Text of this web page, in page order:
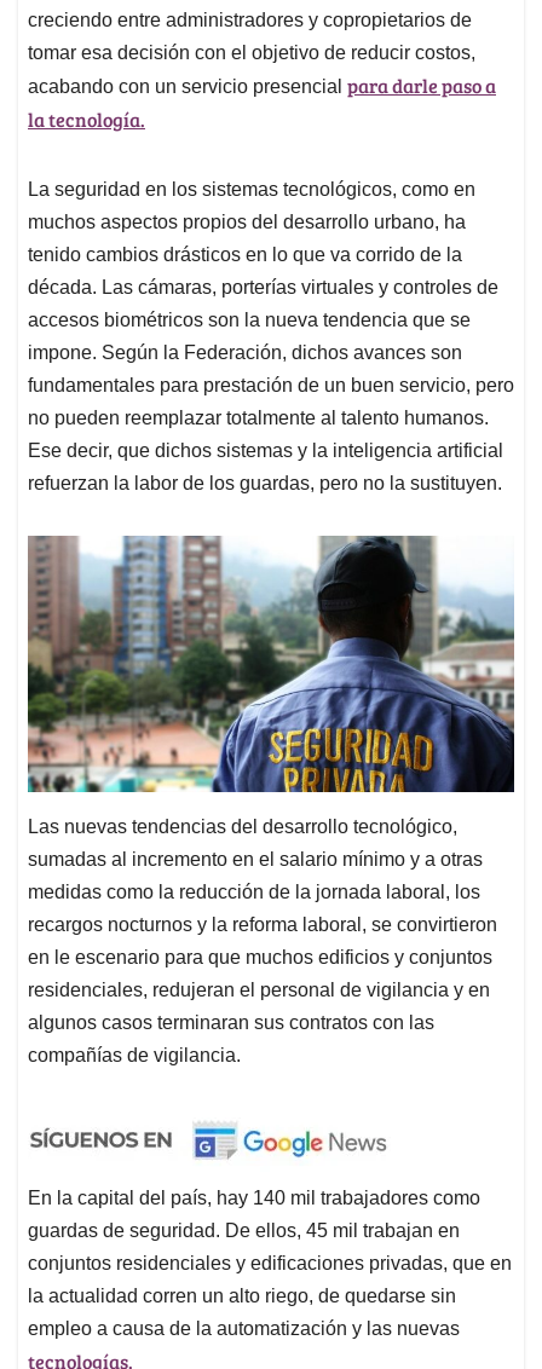
creciendo entre administradores y copropietarios de
tomar esa decisión con el objetivo de reducir costos,
acabando con un servicio presencial para darle paso a
la tecnología.
La seguridad en los sistemas tecnológicos, como en
muchos aspectos propios del desarrollo urbano, ha
tenido cambios drásticos en lo que va corrido de la
década. Las cámaras, porterías virtuales y controles de
accesos biométricos son la nueva tendencia que se
impone. Según la Federación, dichos avances son
fundamentales para prestación de un buen servicio, pero
no pueden reemplazar totalmente al talento humanos.
Ese decir, que dichos sistemas y la inteligencia artificial
refuerzan la labor de los guardas, pero no la sustituyen.
Las nuevas tendencias del desarrollo tecnológico,
sumadas al incremento en el salario mínimo y a otras
medidas como la reducción de la jornada laboral, los
recargos nocturnos y la reforma laboral, se convirtieron
en le escenario para que muchos edificios y conjuntos
residenciales, redujeran el personal de vigilancia y en
algunos casos terminaran sus contratos con las
compañías de vigilancia.
En la capital del país, hay 140 mil trabajadores como
guardas de seguridad. De ellos, 45 mil trabajan en
conjuntos residenciales y edificaciones privadas, que en
la actualidad corren un alto riego, de quedarse sin
empleo a causa de la automatización y las nuevas
tecnologías.